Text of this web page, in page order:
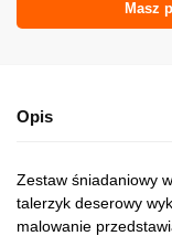
Masz
Opis
Zestaw śniadaniowy
talerzyk deserowy
malowanie